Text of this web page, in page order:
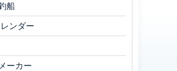
船
ンダー
ーカー